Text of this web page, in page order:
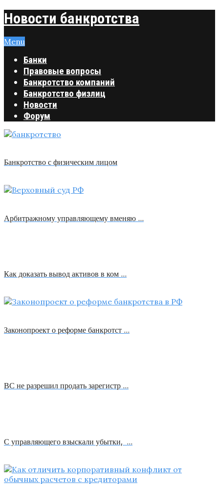
Новости банкротства
Menu
Банки
Правовые вопросы
Банкротство компаний
Банкротство физлиц
Новости
Форум
Банкротство с физическим лицом
Арбитражному управляющему вменяю …
Как доказать вывод активов в ком …
Законопроект о реформе банкротст …
ВС не разрешил продать зарегистр …
С управляющего взыскали убытки, …